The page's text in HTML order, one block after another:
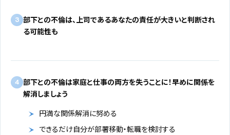
3 部下との不倫は、上司であるあなたの責任が大きいと判断され
る可能性も
4 部下との不倫は家庭と仕事の両方を失うことに！早めに関係を
解消しましょう
円満な関係解消に努める
できるだけ自分が部署移動・転職を検討する